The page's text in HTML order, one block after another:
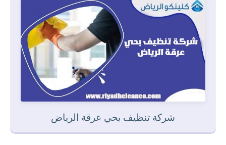
شركة تنظيف بحي عرقة الرياض